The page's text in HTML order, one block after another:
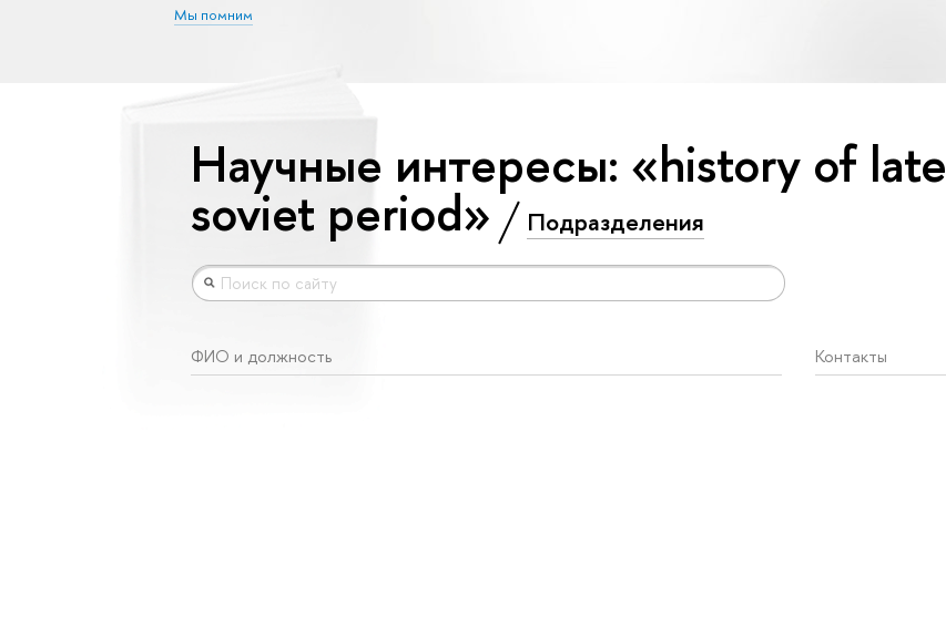
Мы помним
Научные интересы: «history of late
soviet period» Подразделения
ФИО и должность Контакты